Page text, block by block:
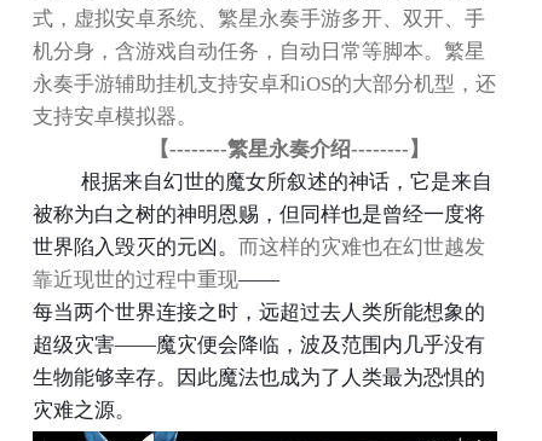
式，虚拟安卓系统、繁星永奏手游多开、双开、手
机分身，含游戏自动任务，自动日常等脚本。繁星
永奏手游辅助挂机支持安卓和iOS的大部分机型，还
支持安卓模拟器。
【--------繁星永奏介绍--------】
根据来自幻世的魔女所叙述的神话，它是来自
被称为白之树的神明恩赐，但同样也是曾经一度将
世界陷入毁灭的元凶。而这样的灾难也在幻世越发
靠近现世的过程中重现——
每当两个世界连接之时，远超过去人类所能想象的
超级灾害——魔灾便会降临，波及范围内几乎没有
生物能够幸存。 因此魔法也成为了人类最为恐惧的
灾难之源。